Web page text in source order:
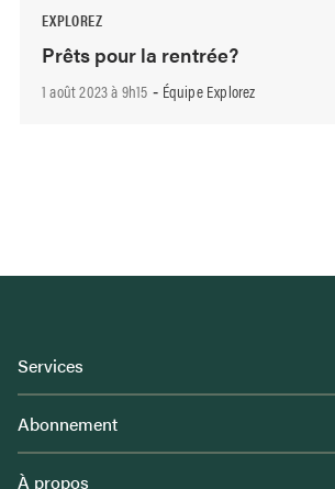
EXPLOREZ
Prêts pour la rentrée?
1 août 2023 à 9h15 - Équipe Explorez
Services
Abonnement
À propos